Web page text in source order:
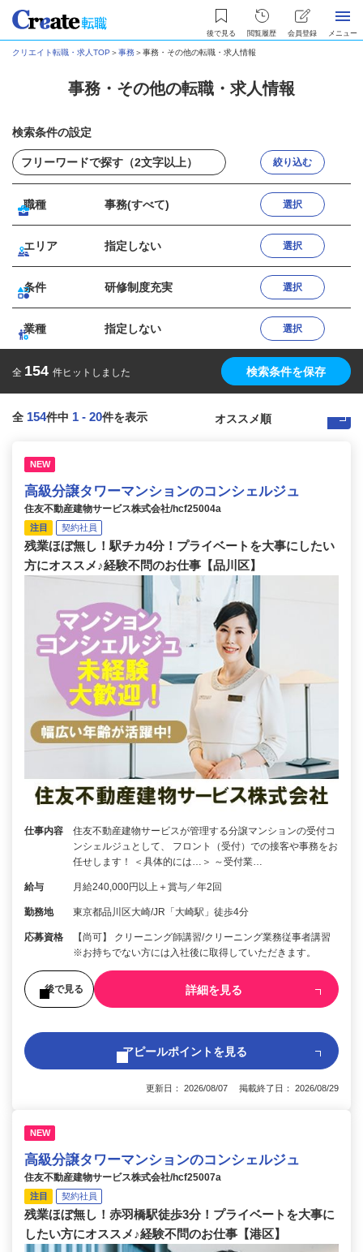
後で見る 閲覧履歴 会員登録 メニュー
クリエイト転職・求人TOP ＞事務＞事務・その他の転職・求人情報
事務・その他の転職・求人情報
検索条件の設定
絞り込む
職種 事務(すべて) 選択
エリア 指定しない 選択
条件 研修制度充実 選択
業種 指定しない 選択
全 154 件ヒットしました 検索条件を保存
全 154件中 1 - 20件を表示
NEW
高級分譲タワーマンションのコンシェルジュ
住友不動産建物サービス株式会社/hcf25004a
注目 契約社員
残業ほぼ無し！駅チカ4分！プライベートを大事にしたい
方にオススメ♪経験不問のお仕事【品川区】
仕事内容
住友不動産建物サービスが管理する分譲マンションの受付コ
ンシェルジュとして、 フロント（受付）での接客や事務をお
任せします！ ＜具体的には…＞ ～受付業…
給与 月給240,000円以上＋賞与／年2回
勤務地 東京都品川区大崎/JR「大崎駅」徒歩4分
応募資格
【尚可】 クリーニング師講習/クリーニング業務従事者講習
※お持ちでない方には入社後に取得していただきます。
後で見る 詳細を見る
アピールポイントを見る
更新日： 2026/08/07 掲載終了日： 2026/08/29
NEW
高級分譲タワーマンションのコンシェルジュ
住友不動産建物サービス株式会社/hcf25007a
注目 契約社員
残業ほぼ無し！赤羽橋駅徒歩3分！プライベートを大事に
したい方にオススメ♪経験不問のお仕事【港区】